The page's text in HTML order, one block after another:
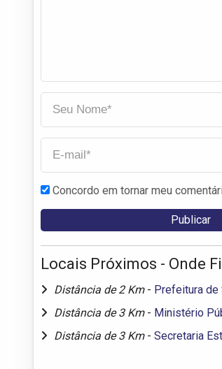
Concordo em tornar meu
Locais Próximos - Onde
Distância de 2 Km - Prefeitura de
Distância de 3 Km - Ministério
Distância de 3 Km - Secretaria